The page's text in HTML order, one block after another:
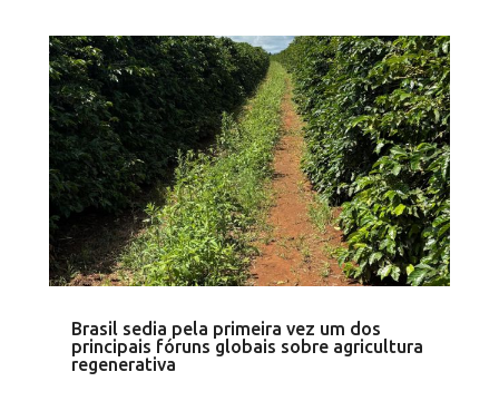
Brasil sedia pela primeira vez um dos
principais fóruns globais sobre agricultura
regenerativa